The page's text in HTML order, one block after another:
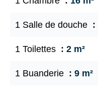
1 Salle de douche
1 Toilettes 2 m²
1 Buanderie 9 m²